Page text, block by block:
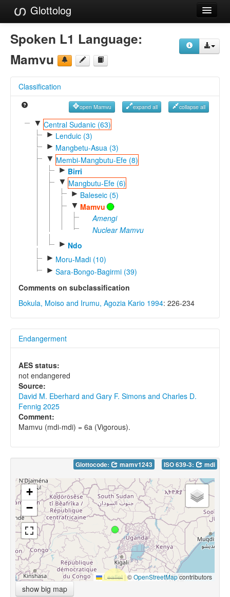
Glottolog
Languages
Families
References
Reference Search
GlottoScope
Spoken L1 Language:
Mamvu
Classification
open Mamvu expand all collapse all
▼ Central Sudanic (63)
► Lenduic (3)
► Mangbetu-Asua (3)
▼ Membi-Mangbutu-Efe (8)
► Birri
▼ Mangbutu-Efe (6)
► Baleseic (5)
▼ Mamvu
Amengi
Nuclear Mamvu
► Ndo
► Moru-Madi (10)
► Sara-Bongo-Bagirmi (39)
Comments on subclassification
Bokula, Moiso and Irumu, Agozia Kario 1994: 226-234
Endangerment
AES status:
not endangered
Source:
David M. Eberhard and Gary F. Simons and Charles D.
Fennig 2025
Comment:
Mamvu (mdi-mdi) = 6a (Vigorous).
Glottocode: mamv1243 ISO 639-3: mdi
+
−
Leaflet |©OpenStreetMapcontributors
show big map